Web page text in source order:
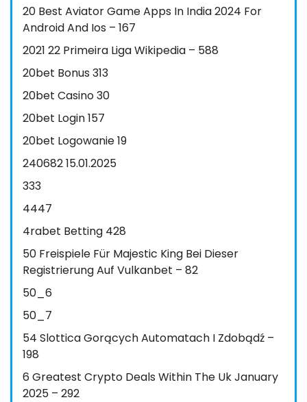
20 Best Aviator Game Apps In India 2024 For
Android And Ios – 167
2021 22 Primeira Liga Wikipedia – 588
20bet Bonus 313
20bet Casino 30
20bet Login 157
20bet Logowanie 19
240682 15.01.2025
333
4447
4rabet Betting 428
50 Freispiele Für Majestic King Bei Dieser
Registrierung Auf Vulkanbet – 82
50_6
50_7
54 Slottica Gorących Automatach I Zdobądź –
198
6 Greatest Crypto Deals Within The Uk January
2025 – 292